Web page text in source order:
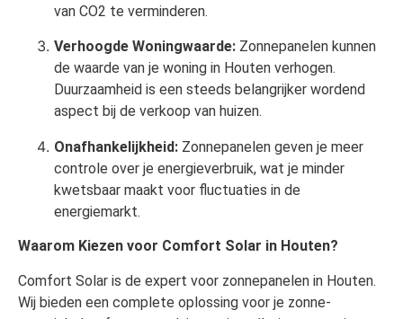
van CO2 te verminderen.
Verhoogde Woningwaarde: Zonnepanelen kunnen
de waarde van je woning in Houten verhogen.
Duurzaamheid is een steeds belangrijker wordend
aspect bij de verkoop van huizen.
Onafhankelijkheid: Zonnepanelen geven je meer
controle over je energieverbruik, wat je minder
kwetsbaar maakt voor fluctuaties in de
energiemarkt.
Waarom Kiezen voor Comfort Solar in Houten?
Comfort Solar is de expert voor zonnepanelen in Houten.
Wij bieden een complete oplossing voor je zonne-